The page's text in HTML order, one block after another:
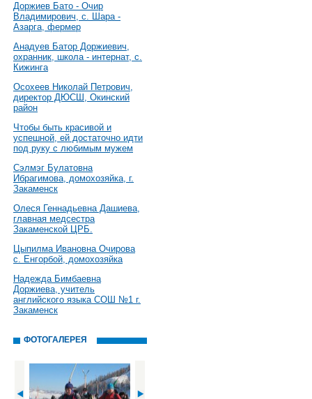
Доржиев Бато - Очир
Владимирович, с. Шара -
Азарга, фермер
Анадуев Батор Доржиевич,
охранник, школа - интернат, с.
Кижинга
Осохеев Николай Петрович,
директор ДЮСШ, Окинский
район
Чтобы быть красивой и
успешной, ей достаточно идти
под руку с любимым мужем
Сэлмэг Булатовна
Ибрагимова, домохозяйка, г.
Закаменск
Олеся Геннадьевна Дашиева,
главная медсестра
Закаменской ЦРБ.
Цыпилма Ивановна Очирова
с. Енгорбой, домохозяйка
Надежда Бимбаевна
Доржиева, учитель
английского языка СОШ №1 г.
Закаменск
ФОТОГАЛЕРЕЯ